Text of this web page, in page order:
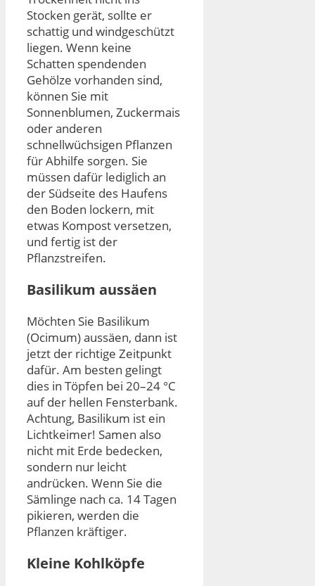
Stocken gerät, sollte er
schattig und windgeschützt
liegen. Wenn keine
Schatten spendenden
Gehölze vorhanden sind,
können Sie mit
Sonnenblumen, Zuckermais
oder anderen
schnellwüchsigen Pflanzen
für Abhilfe sorgen. Sie
müssen dafür lediglich an
der Südseite des Haufens
den Boden lockern, mit
etwas Kompost versetzen,
und fertig ist der
Pflanzstreifen.
Basilikum aussäen
Möchten Sie Basilikum
(Ocimum) aussäen, dann ist
jetzt der richtige Zeitpunkt
dafür. Am besten gelingt
dies in Töpfen bei 20–24 °C
auf der hellen Fensterbank.
Achtung, Basilikum ist ein
Lichtkeimer! Samen also
nicht mit Erde bedecken,
sondern nur leicht
andrücken. Wenn Sie die
Sämlinge nach ca. 14 Tagen
pikieren, werden die
Pflanzen kräftiger.
Kleine Kohlköpfe